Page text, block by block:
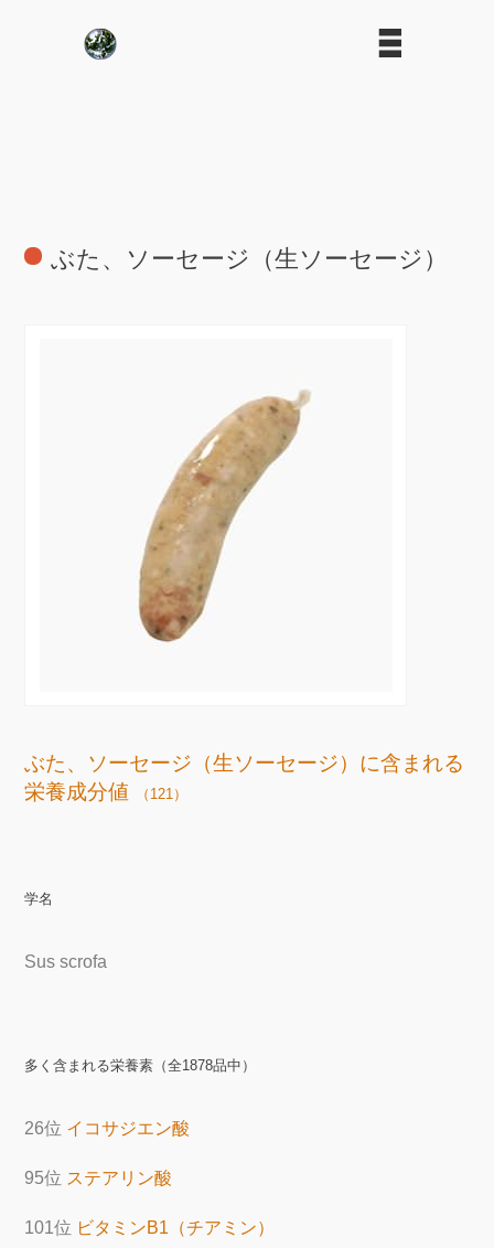
ぶた、ソーセージ（生ソーセージ）
ぶた、ソーセージ（生ソーセージ）に含まれる
栄養成分値
（121）
学名
Sus scrofa
多く含まれる栄養素（全1878品中）
26位 イコサジエン酸
95位 ステアリン酸
101位 ビタミンB1（チアミン）